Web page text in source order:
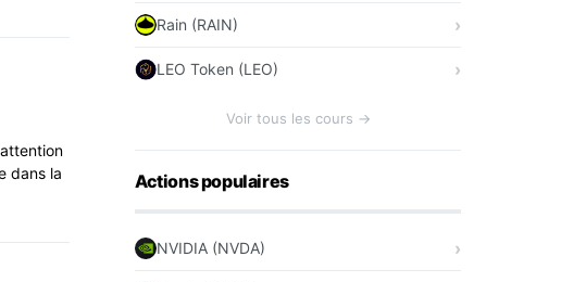
dans la
Rain (RAIN)
LEO Token (LEO)
Voir tous les cours →
Actions populaires
NVIDIA (NVDA)